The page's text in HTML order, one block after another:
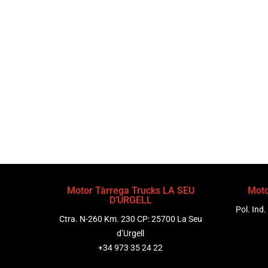
Motor Tàrrega Trucks LA SEU
D’URGELL
Ctra. N-260 Km. 230 CP: 25700 La Seu
d’Urgell
+34 973 35 24 22
Pol. Ind.